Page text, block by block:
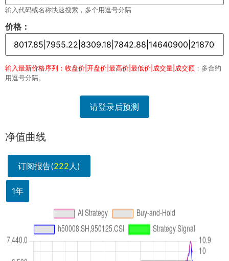
输入代码或名称快速搜索，多个用逗号分隔
价格：
输入最新价格序列：收盘价|开盘价|最高价|最低价|成交量|成交额 ；多合约
用逗号分隔。
请登录后预测
净值曲线
订阅报告(222人)
1年